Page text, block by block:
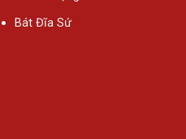
Bát Đĩa Sứ